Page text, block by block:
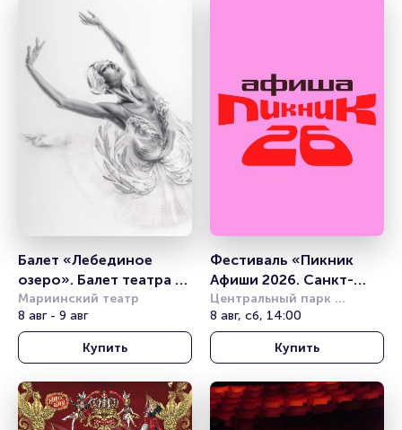
Балет «Лебединое
озеро». Балет театра
им. Леонида Якобсона
Мариинский театр
8 авг - 9 авг
Купить
Фестиваль «Пикник
Афиши 2026. Санкт-
Петербург»
Центральный парк
культуры и отдыха им. С.
М. Кирова
8 авг, сб, 14:00
Купить